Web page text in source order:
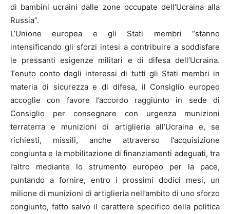
di bambini ucraini dalle zone occupate dell’Ucraina alla
Russia”.
L’Unione europea e gli Stati membri “stanno
intensificando gli sforzi intesi a contribuire a soddisfare
le pressanti esigenze militari e di difesa dell’Ucraina.
Tenuto conto degli interessi di tutti gli Stati membri in
materia di sicurezza e di difesa, il Consiglio europeo
accoglie con favore l’accordo raggiunto in sede di
Consiglio per consegnare con urgenza munizioni
terraterra e munizioni di artiglieria all’Ucraina e, se
richiesti, missili, anche attraverso l’acquisizione
congiunta e la mobilitazione di finanziamenti adeguati, tra
l’altro mediante lo strumento europeo per la pace,
puntando a fornire, entro i prossimi dodici mesi, un
milione di munizioni di artiglieria nell’ambito di uno sforzo
congiunto, fatto salvo il carattere specifico della politica